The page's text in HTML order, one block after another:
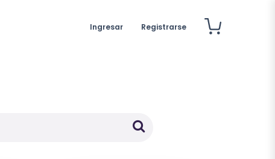
Ingresar Registrarse